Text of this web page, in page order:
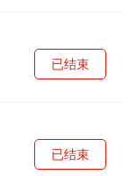
已结束
已结束